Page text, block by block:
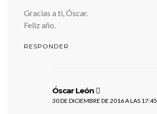
Gracias a ti, Óscar.
Feliz año.
RESPONDER
Óscar León
30 DE DICIEMBRE DE 2016 A LAS 17:45